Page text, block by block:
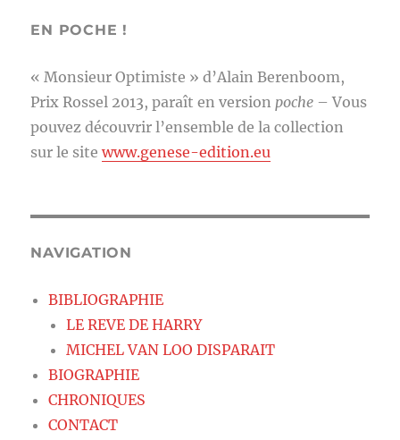
EN POCHE !
« Monsieur Optimiste » d’Alain Berenboom,
Prix Rossel 2013, paraît en version poche – Vous
pouvez découvrir l’ensemble de la collection
sur le sitewww.genese-edition.eu
NAVIGATION
BIBLIOGRAPHIE
LE REVE DE HARRY
MICHEL VAN LOO DISPARAIT
BIOGRAPHIE
CHRONIQUES
CONTACT